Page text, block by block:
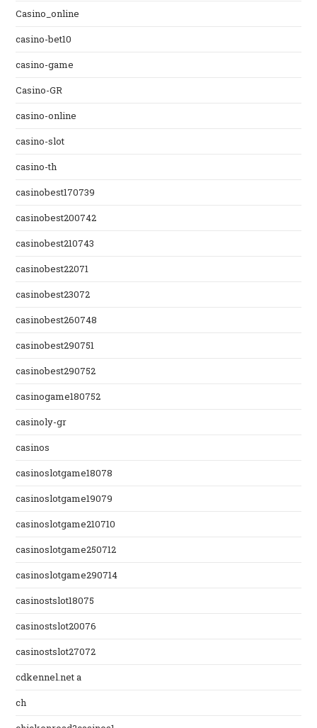
Casino_online
casino-bet10
casino-game
Casino-GR
casino-online
casino-slot
casino-th
casinobest170739
casinobest200742
casinobest210743
casinobest22071
casinobest23072
casinobest260748
casinobest290751
casinobest290752
casinogame180752
casinoly-gr
casinos
casinoslotgame18078
casinoslotgame19079
casinoslotgame210710
casinoslotgame250712
casinoslotgame290714
casinostslot18075
casinostslot20076
casinostslot27072
cdkennel.net a
ch